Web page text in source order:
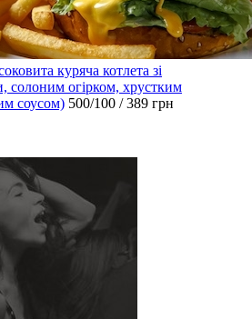
куряча котлета зі
солоним огірком, хрустким
соусом) 500/100 / 389 грн